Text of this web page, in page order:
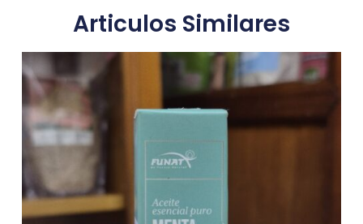
Articulos Similares